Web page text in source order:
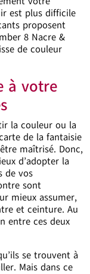
est plus difficile
proposent
8 Nacre &
de couleur
à votre
la couleur ou la
de la fantaisie
maîtrisé. Donc,
d’adopter la
de vos
sont
mieux assumer,
et ceinture. Au
entre ces deux
se trouvent à
Mais dans ce